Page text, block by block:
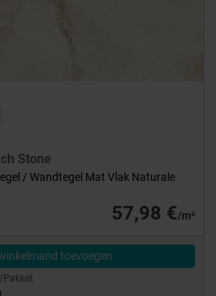
Stone
/ Wandtegel Mat Vlak Naturale
57,98 €/m²
toevoegen
Pakket